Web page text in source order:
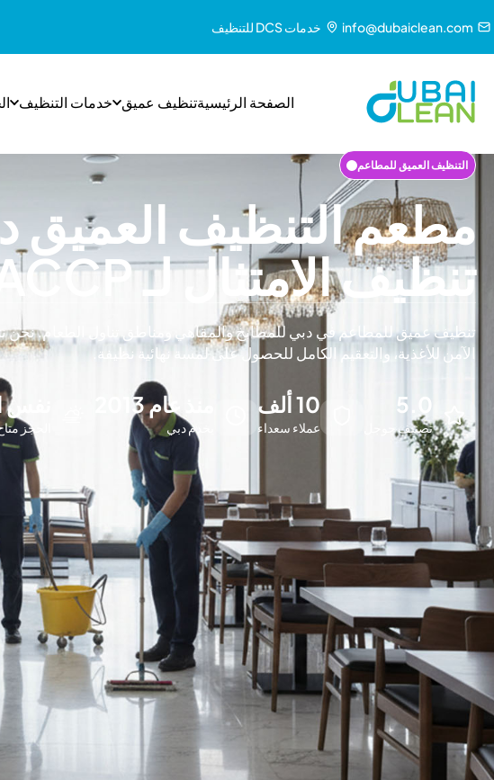
info@dubaiclean.com خدمات DCS للتنظيف
الصفحة الرئيسيةتنظيف عميق خدمات التنظيف
التنظيف العميق للمطاعم
مطعم التنظيف العميق
تنظيف الامتثال لـ HACCP
تنظيف عميق للمطاعم في دبي للمطابخ والمقاهي ومناطق تناول الطعام. نحن
الآمن للأغذية، والتعقيم الكامل للحصول على لمسة نهائية نظيفة.
5.0
تصنيف جوجل
10 ألف
عملاء سعداء
منذ عام 2013
يخدم دبي
نفس
الحجز